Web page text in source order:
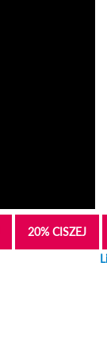
20% CISZEJ